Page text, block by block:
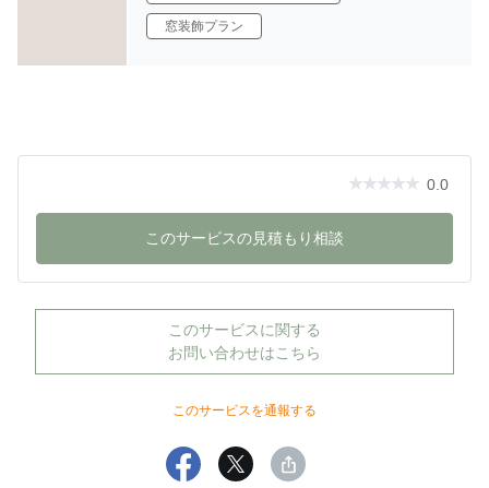
窓装飾プラン
0.0
このサービスの見積もり相談
このサービスに関する
お問い合わせはこちら
このサービスを通報する